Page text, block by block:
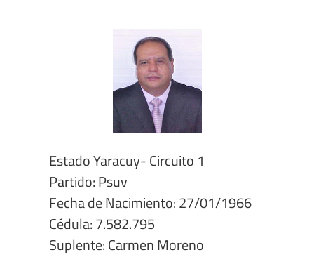
Estado Yaracuy- Circuito 1
Partido: Psuv
Fecha de Nacimiento: 27/01/1966
Cédula: 7.582.795
Suplente: Carmen Moreno